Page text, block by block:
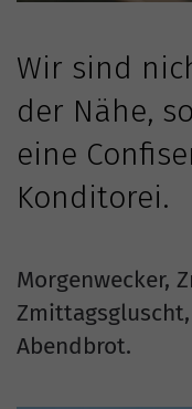
Wir sind
der Nähe,
eine
Konditorei.
Morgenwecker,
Abendbrot.